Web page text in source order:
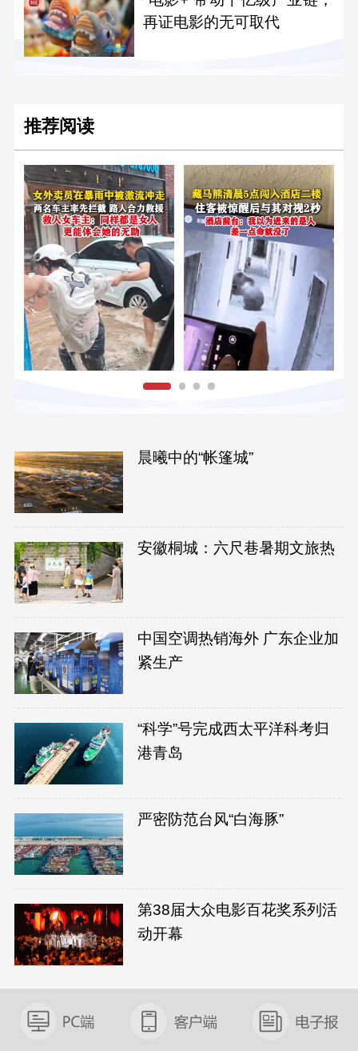
再证电影的无可取代
推荐阅读
晨曦中的“帐篷城”
安徽桐城：六尺巷暑期文旅热
中国空调热销海外 广东企业加
紧生产
“科学”号完成西太平洋科考归
港青岛
严密防范台风“白海豚”
第38届大众电影百花奖系列活
动开幕